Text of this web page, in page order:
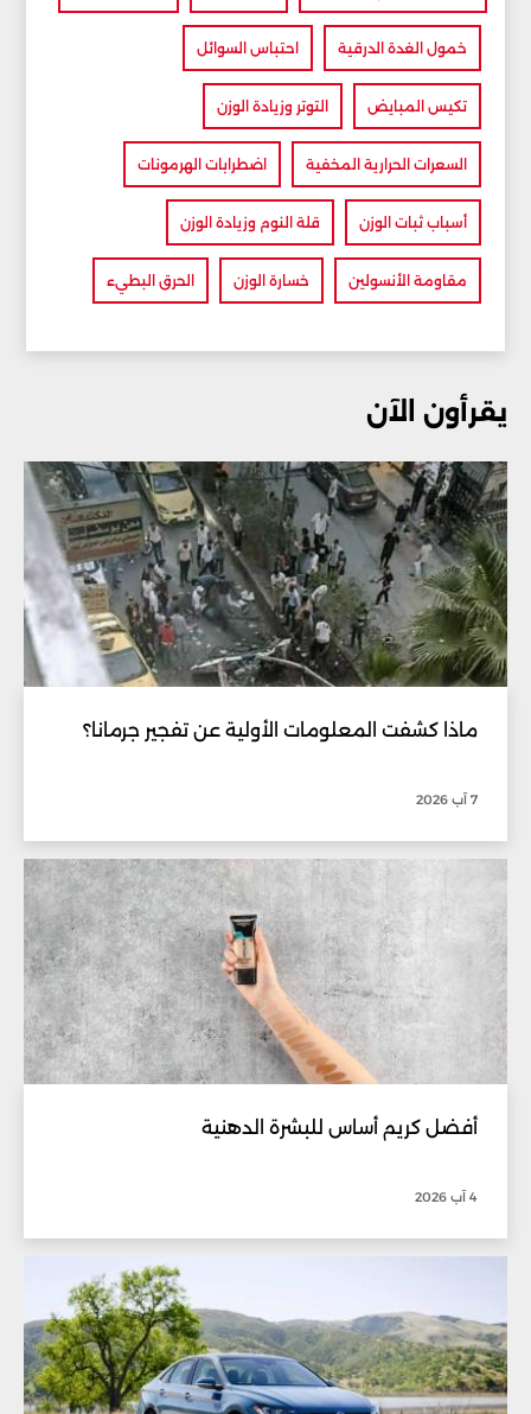
خمول الغدة الدرقية احتباس السوائل
تكيس المبايض التوتر وزيادة الوزن
السعرات الحرارية المخفية اضطرابات الهرمونات
أسباب ثبات الوزن قلة النوم وزيادة الوزن
مقاومة الأنسولين خسارة الوزن الحرق البطيء
يقرأون الآن
ماذا كشفت المعلومات الأولية عن تفجير جرمانا؟
7 آب 2026
أفضل كريم أساس للبشرة الدهنية
4 آب 2026